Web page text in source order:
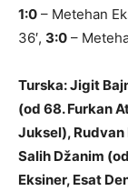
1:0 – Metehan
36′, 3:0 –
Turska: Jigit
(od 68. Furkan
Juksel),
Salih Džanim
Eksiner, Esat